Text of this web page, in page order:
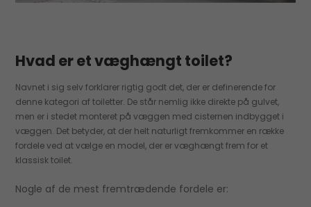
Hvad er et væghængt toilet?
Navnet i sig selv forklarer rigtig godt det, der er definerende for
denne kategori af toiletter. De står nemlig ikke direkte på gulvet,
men er i stedet monteret på væggen med cisternen indbygget i
væggen. Det betyder, at der helt naturligt fremkommer en række
fordele ved at vælge en model, der er væghængt frem for et
klassisk toilet.
Nogle af de mest fremtrædende fordele er: